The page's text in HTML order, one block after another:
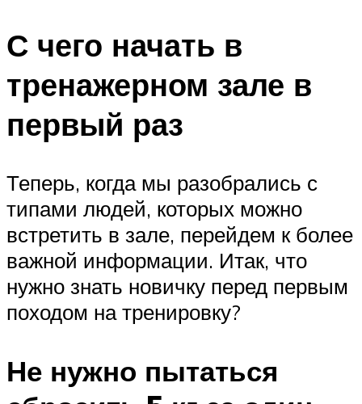
С чего начать в
тренажерном зале в
первый раз
Теперь, когда мы разобрались с
типами людей, которых можно
встретить в зале, перейдем к более
важной информации. Итак, что
нужно знать новичку перед первым
походом на тренировку?
Не нужно пытаться